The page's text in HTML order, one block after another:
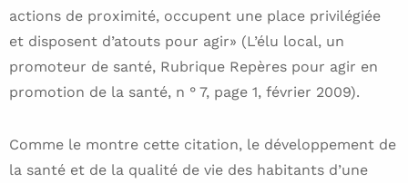
actions de proximité, occupent une place privilégiée
et disposent d’atouts pour agir» (L’élu local, un
promoteur de santé, Rubrique Repères pour agir en
promotion de la santé, n ° 7, page 1, février 2009).
Comme le montre cette citation, le développement de
la santé et de la qualité de vie des habitants d’une